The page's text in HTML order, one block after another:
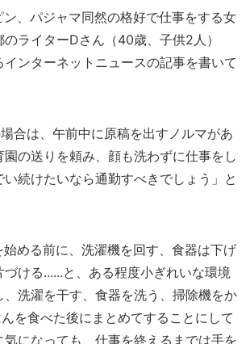
、パジャマ同然の格好で仕事をする女
ライターDさん（40歳、子供2人）
ンターネットニュースの記事を書いて
合は、午前中に原稿を出すノルマがあ
園の送りを頼み、顔も洗わずに仕事をし
い続けたいなら通勤すべきでしょう」と
める前に、洗濯機を回す、食器は下げ
づける......と、ある程度小ぎれいな環境
、洗濯を干す、食器を洗う、掃除機をか
を食べた後にまとめてすることにして
気になっても、仕事を終えるまでは手を